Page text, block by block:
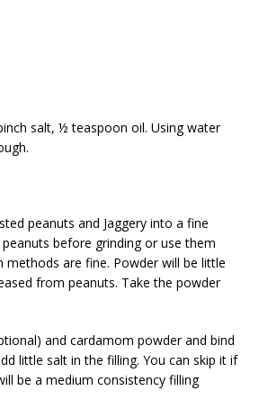
salt, ½ teaspoon oil. Using water
peanuts and Jaggery into a fine
before grinding or use them
methods are fine. Powder will be little
from peanuts. Take the powder
and cardamom powder and bind
little salt in the filling. You can skip it if
be a medium consistency filling